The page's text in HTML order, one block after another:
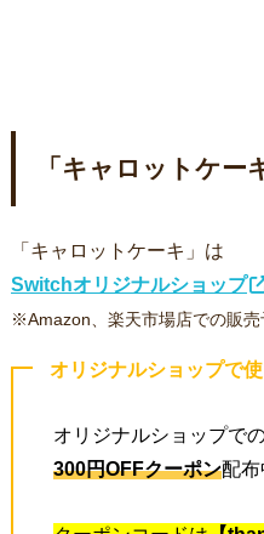
「キャロットケー
「キャロットケーキ」は
Switchオリジナルショップ
※Amazon、楽天市場店での販売
オリジナルショップで
オリジナルショップで
300円OFFクーポン配